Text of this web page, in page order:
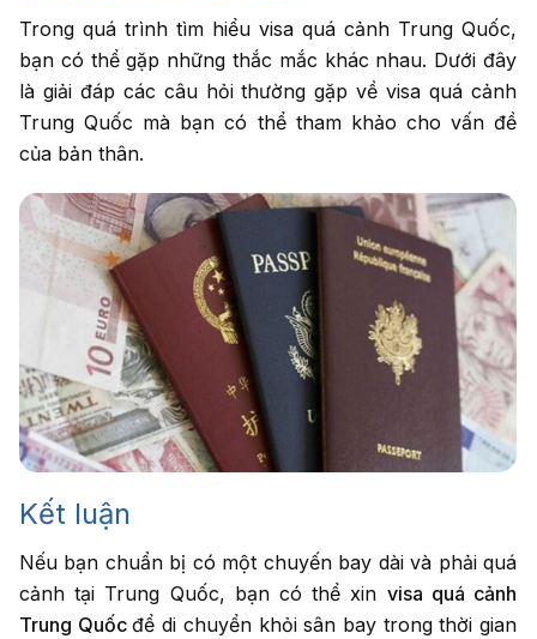
Trong quá trình tìm hiểu visa quá cảnh Trung Quốc,
bạn có thể gặp những thắc mắc khác nhau. Dưới đây
là giải đáp các câu hỏi thường gặp về visa quá cảnh
Trung Quốc mà bạn có thể tham khảo cho vấn đề
của bản thân.
Kết luận
Nếu bạn chuẩn bị có một chuyến bay dài và phải quá
cảnh tại Trung Quốc, bạn có thể xin visa quá cảnh
Trung Quốcđể di chuyển khỏi sân bay trong thời gian